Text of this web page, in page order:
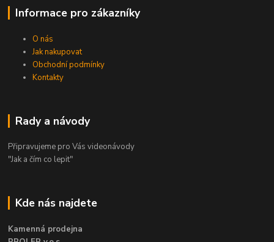
Informace pro zákazníky
O nás
Jak nakupovat
Obchodní podmínky
Kontakty
Rady a návody
Připravujeme pro Vás videonávody
"Jak a čím co lepit"
Kde nás najdete
Kamenná prodejna